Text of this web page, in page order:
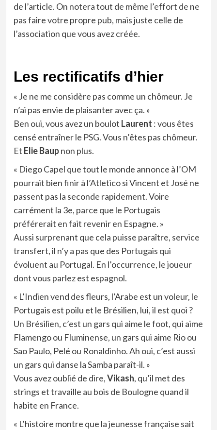
de l’article. On notera tout de même l’effort de ne
pas faire votre propre pub, mais juste celle de
l’association que vous avez créée.
Les rectificatifs d’hier
« Je ne me considère pas comme un chômeur. Je
n’ai pas envie de plaisanter avec ça. »
Ben oui, vous avez un boulot Laurent : vous êtes
censé entraîner le PSG. Vous n’êtes pas chômeur.
Et Elie Baupnon plus.
« Diego Capel que tout le monde annonce à l’OM
pourrait bien finir à l’Atletico si Vincent et José ne
passent pas la seconde rapidement. Voire
carrément la 3e, parce que le Portugais
préférerait en fait revenir en Espagne. »
Aussi surprenant que cela puisse paraître, service
transfert, il n’y a pas que des Portugais qui
évoluent au Portugal. En l’occurrence, le joueur
dont vous parlez est espagnol.
« L’Indien vend des fleurs, l’Arabe est un voleur, le
Portugais est poilu et le Brésilien, lui, il est quoi ?
Un Brésilien, c’est un gars qui aime le foot, qui aime
Flamengo ou Fluminense, un gars qui aime Rio ou
Sao Paulo, Pelé ou Ronaldinho. Ah oui, c’est aussi
un gars qui danse la Samba paraît-il. »
Vous avez oublié de dire,Vikash, qu’il met des
strings et travaille au bois de Boulogne quand il
habite en France.
« L’histoire montre que la jeunesse française sait